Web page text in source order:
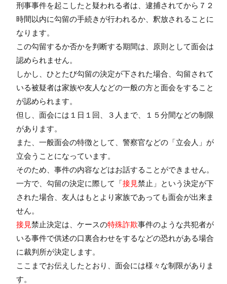
刑事事件を起こしたと疑われる者は、逮捕されてから７２
時間以内に勾留の手続きが行われるか、釈放されることに
なります。
この勾留するか否かを判断する期間は、原則として面会は
認められません。
しかし、ひとたび勾留の決定が下された場合、勾留されて
いる被疑者は家族や友人などの一般の方と面会をすること
が認められます。
但し、面会には１日１回、３人まで、１５分間などの制限
があります。
また、一般面会の特徴として、警察官などの「立会人」が
立会うことになっています。
そのため、事件の内容などはお話することができません。
一方で、勾留の決定に際して「接見禁止」という決定が下
された場合、友人はもとより家族であっても面会が出来ま
せん。
接見禁止決定は、ケースの特殊詐欺事件のような共犯者が
いる事件で供述の口裏合わせをするなどの恐れがある場合
に裁判所が決定します。
ここまでお伝えしたとおり、面会には様々な制限がありま
す。